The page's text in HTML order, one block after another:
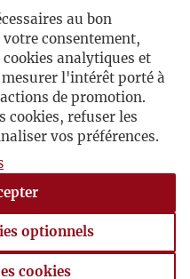
Terlecki
książki
na pewno chodzi
Polska monografia
się w Kulturze
po raz trzeci prosi
przed jej
au bon
consentement,
analytiques et
l'intérêt porté à
de promotion.
cookies, refuser les
vos préférences.
optionnels
cookies